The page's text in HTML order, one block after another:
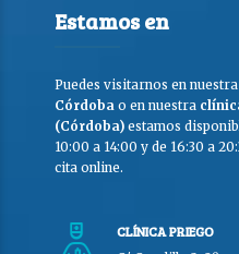
Estamos en
Puedes visitarnos en nuestra
Córdoba o en nuestra
(Córdoba) estamos
10:00 a 14:00 y de 16:30 a
cita online.
CLÍNICA PRIEGO